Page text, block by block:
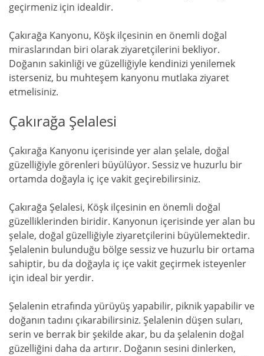
geçirmeniz için idealdir.
Çakırağa Kanyonu, Köşk ilçesinin en önemli doğal
miraslarından biri olarak ziyaretçilerini bekliyor.
Doğanın sakinliği ve güzelliğiyle kendinizi yenilemek
isterseniz, bu muhteşem kanyonu mutlaka ziyaret
etmelisiniz.
Çakırağa Şelalesi
Çakırağa Kanyonu içerisinde yer alan şelale, doğal
güzelliğiyle görenleri büyülüyor. Sessiz ve huzurlu bir
ortamda doğayla iç içe vakit geçirebilirsiniz.
Çakırağa Şelalesi, Köşk ilçesinin en önemli doğal
güzelliklerinden biridir. Kanyonun içerisinde yer alan bu
şelale, doğal güzelliğiyle ziyaretçilerini büyülemektedir.
Şelalenin bulunduğu bölge sessiz ve huzurlu bir ortama
sahiptir, bu da doğayla iç içe vakit geçirmek isteyenler
için ideal bir yerdir.
Şelalenin etrafında yürüyüş yapabilir, piknik yapabilir ve
doğanın tadını çıkarabilirsiniz. Şelalenin düşen suları,
serin ve berrak bir şekilde akar, bu da şelalenin doğal
güzelliğini daha da artırır. Doğanın sesini dinlerken,